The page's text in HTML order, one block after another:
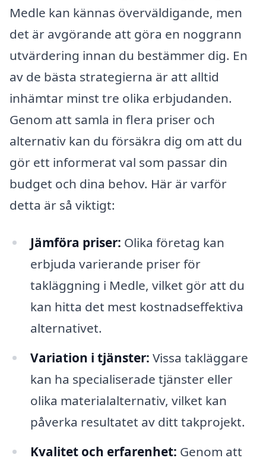
Medle kan kännas överväldigande, men
det är avgörande att göra en noggrann
utvärdering innan du bestämmer dig. En
av de bästa strategierna är att alltid
inhämtar minst tre olika erbjudanden.
Genom att samla in flera priser och
alternativ kan du försäkra dig om att du
gör ett informerat val som passar din
budget och dina behov. Här är varför
detta är så viktigt:
Jämföra priser: Olika företag kan
erbjuda varierande priser för
takläggning i Medle, vilket gör att du
kan hitta det mest kostnadseffektiva
alternativet.
Variation i tjänster: Vissa takläggare
kan ha specialiserade tjänster eller
olika materialalternativ, vilket kan
påverka resultatet av ditt takprojekt.
Kvalitet och erfarenhet: Genom att